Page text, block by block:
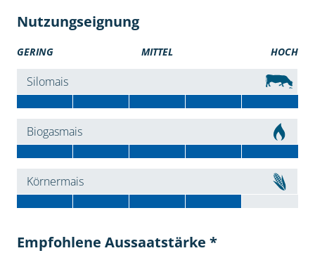
Nutzungseignung
GERING MITTEL HOCH
Silomais
Biogasmais
Körnermais
Empfohlene Aussaatstärke *